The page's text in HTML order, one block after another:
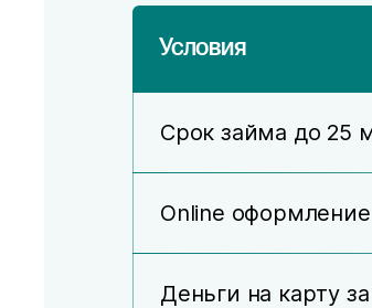
Условия
Срок займа до 25
Online оформление
Деньги на карту